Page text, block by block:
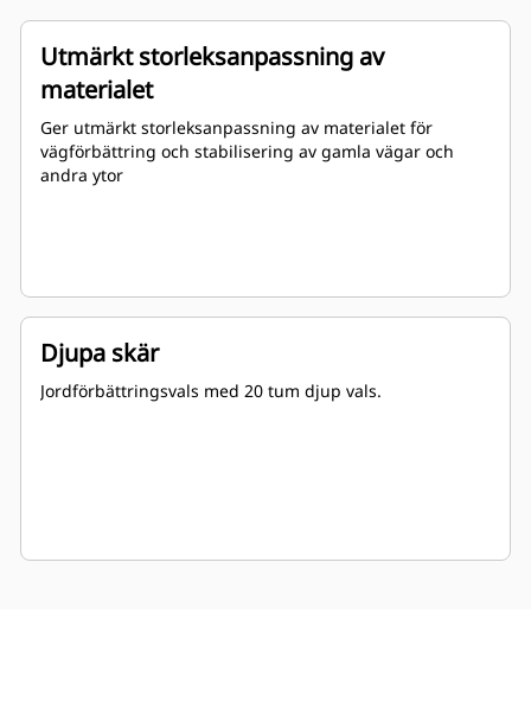
Utmärkt storleksanpassning av
materialet
Ger utmärkt storleksanpassning av materialet för
vägförbättring och stabilisering av gamla vägar och
andra ytor
Djupa skär
Jordförbättringsvals med 20 tum djup vals.